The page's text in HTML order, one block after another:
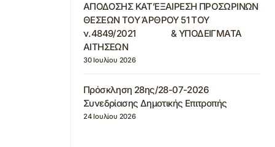
ΑΠΟΔΟΣΗΣ ΚΑΤ’ΕΞΑΙΡΕΣΗ ΠΡΟΣΩΡΙΝΩΝ
ΘΕΣΕΩΝ ΤΟΥ ΆΡΘΡΟΥ 51 ΤΟΥ
ν.4849/2021 & ΥΠΟΔΕΙΓΜΑΤΑ
ΑΙΤΗΣΕΩΝ
30 Ιουλίου 2026
Πρόσκληση 28ης/28-07-2026
Συνεδρίασης Δημοτικής Επιτροπής
24 Ιουλίου 2026